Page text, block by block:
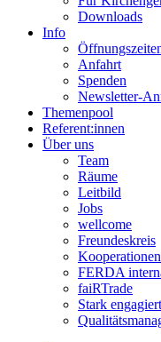
Downloads
Info
Anfahrt
Spenden
Newsletter-
Themenpool
Referent:innen
Über uns
Team
Räume
Leitbild
Jobs
wellcome
Freundeskreis
Kooperationen
FERDA
faiRTrade
Stark engagiert